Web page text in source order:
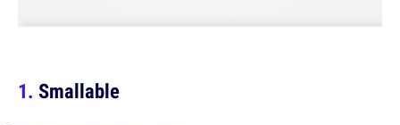
Smallable